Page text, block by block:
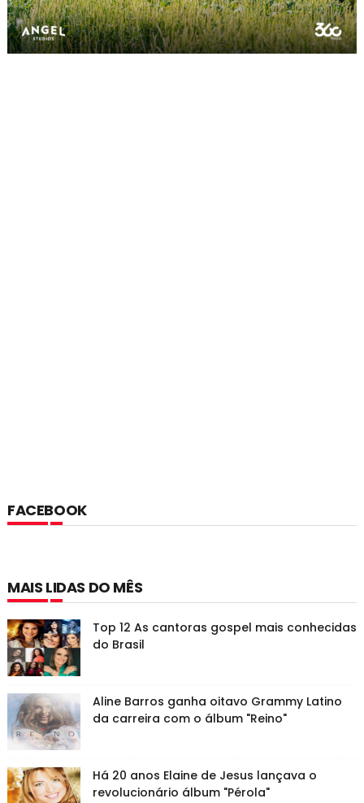
FACEBOOK
MAIS LIDAS DO MÊS
Top 12 As cantoras gospel mais conhecidas
do Brasil
Aline Barros ganha oitavo Grammy Latino
da carreira com o álbum "Reino"
Há 20 anos Elaine de Jesus lançava o
revolucionário álbum "Pérola"